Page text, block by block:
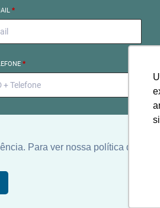
Para ver nossa política de
*
*